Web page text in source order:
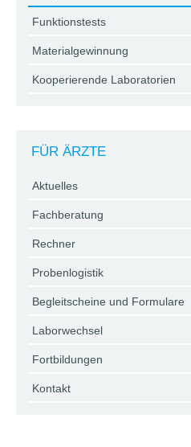
Funktionstests
Materialgewinnung
Kooperierende Laboratorien
FÜR ÄRZTE
Aktuelles
Fachberatung
Rechner
Probenlogistik
Begleitscheine und Formulare
Laborwechsel
Fortbildungen
Kontakt